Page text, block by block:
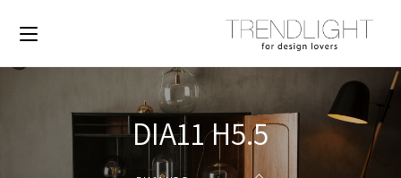
DIA11 H5.5